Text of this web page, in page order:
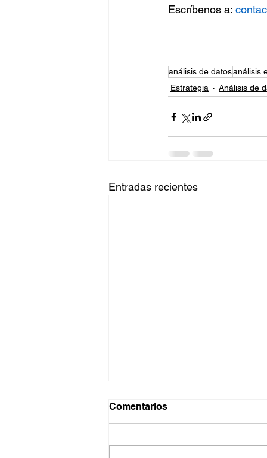
Escríbenos a:
análisis de datosanálisis
Estrategia
Análisis de
Entradas recientes
Comentarios